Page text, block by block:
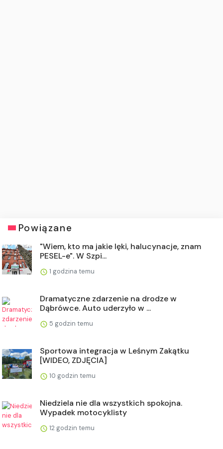
Powiązane
"Wiem, kto ma jakie lęki, halucynacje, znam
PESEL-e". W Szpi...
1 godzina temu
Dramatyczne zdarzenie na drodze w
Dąbrówce. Auto uderzyło w ...
5 godzin temu
Sportowa integracja w Leśnym Zakątku
[WIDEO, ZDJĘCIA]
10 godzin temu
Niedziela nie dla wszystkich spokojna.
Wypadek motocyklisty
12 godzin temu